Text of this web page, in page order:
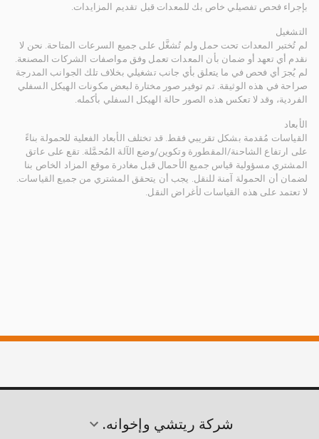
بإجراء فحص تفصيلي خاص بك للمعدات قبل تقديم المزايدات.
التشغيل
لم تُختبر المعدات تحت حمل ولم تُشغَّل على جميع السرعات المتاحة. نحن لا
نقدم أي تعهد أو ضمان بأن المعدات تعمل وفق مواصفات الشركات المصنعة.
لم يُجرَ أي فحص في ما يتعلق بأي جانب تشغيلي بخلاف تلك الجوانب المدرجة
صراحة في هذه الوثيقة. تم توفير صور مختارة لبعض مكونات الهيكل السفلي
الفردية، وقد لا تعكس هذه الصور حالة الهيكل السفلي بأكمله.
الأبعاد
القياسات مُقدمة بشكل تقريبي فقط. قد تختلف الأبعاد الفعلية للحمولة بناءً
على ارتفاع الشاحنة/المقطورة وتكوين/وضع الآلة المُحمَّلة. تقع على عاتق
المشتري مسؤولية قياس جميع الأحمال قبل مغادرة موقع المزاد الخاص بنا
لضمان أن الحمولة آمنة للنقل. يجب أن يتحقق المشتري من جميع القياسات.
لا تعتمد على هذه القياسات لأغراض النقل.
شركة ريتشي وإخوانه.